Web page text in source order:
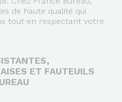
de haute qualité qui
tout en respectant votre
ET FAUTEUILS